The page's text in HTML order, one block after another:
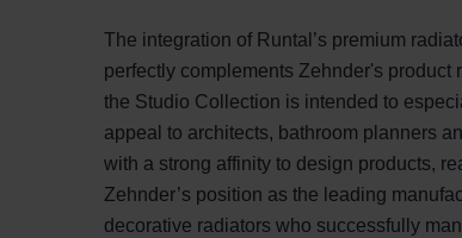
The integration of Runtal’s premium
perfectly complements Zehnder's product
the Studio Collection is intended to
appeal to architects, bathroom planners
with a strong affinity to design products,
Zehnder’s position as the leading
decorative radiators who successfully